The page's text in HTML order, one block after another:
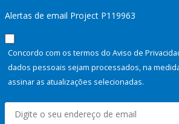
Alertas de email Project P119963
Concordo com os termos do Aviso de
dados pessoais sejam processados, na
assinar as atualizações selecionadas.